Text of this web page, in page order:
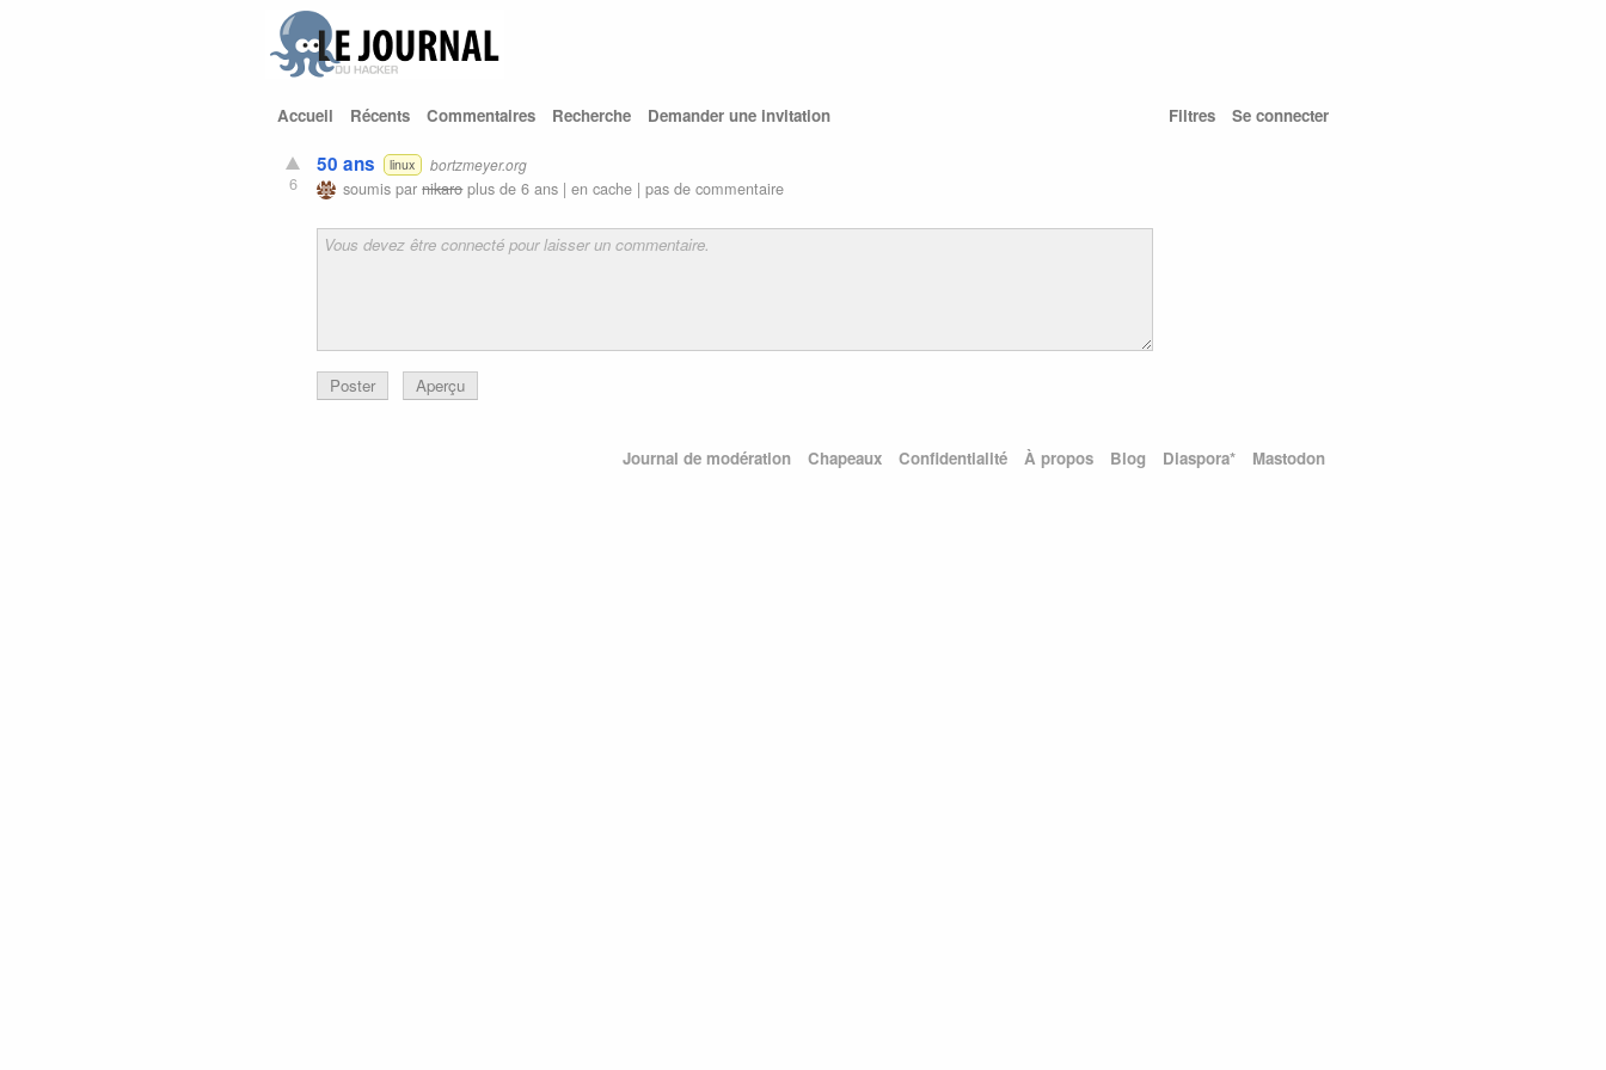
Accueil Récents Commentaires Recherche Demander une invitation Filtres Se connecter
6
50 ans linux bortzmeyer.org
soumis parnikaroplus de 6 ans |en cache |pas de commentaire
Poster Aperçu
Journal de modération Chapeaux Confidentialité À propos Blog Diaspora* Mastodon